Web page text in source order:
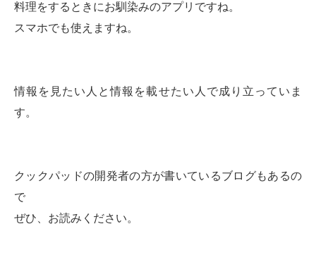
料理をするときにお馴染みのアプリですね。
スマホでも使えますね。
情報を見たい人と情報を載せたい人で成り立っていま
す。
クックパッドの開発者の方が書いているブログもあるの
で
ぜひ、お読みください。